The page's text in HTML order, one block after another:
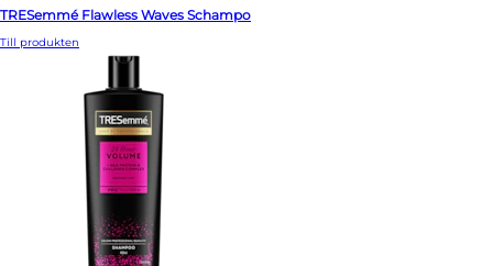
TRESemmé Flawless Waves Schampo
Till produkten